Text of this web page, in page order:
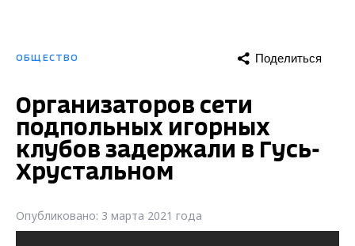
ОБЩЕСТВО Поделиться
Организаторов сети
подпольных игорных
клубов задержали в Гусь-
Хрустальном
Опубликовано: 3 марта 2021 года